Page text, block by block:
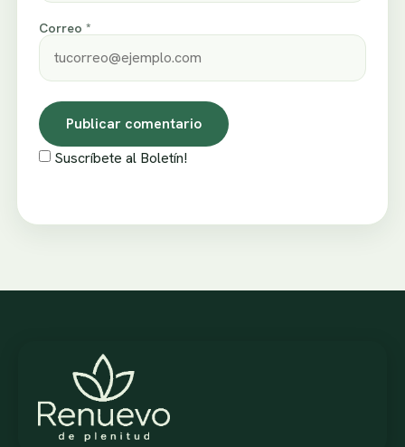
Correo *
Suscríbete al Boletín!